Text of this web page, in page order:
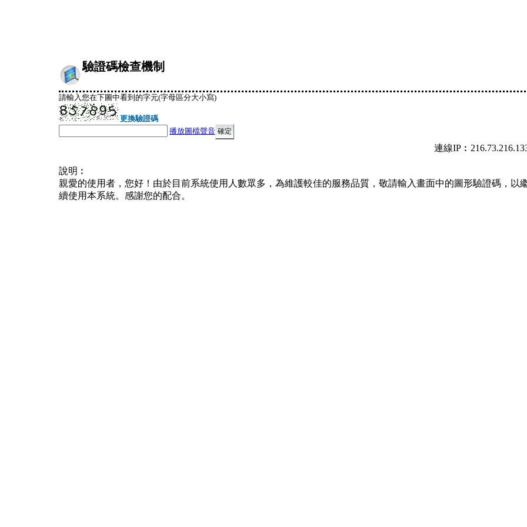
驗證碼檢查機制
請輸入您在下圖中看到的字元(字母區分大小寫)
更換驗證碼
播放圖檔聲音
連線
說明︰
親愛的使用者，您好！由於目前系統使用人數眾多，為維護較佳的服務品質，敬請輸入畫面中的圖形驗證碼，以
續使用本系統。感謝您的配合。